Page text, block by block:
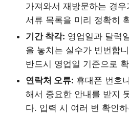
가져와서 재방문하는 경
서류 목록을 미리 정확히
기간 착각: 영업일과 달력
을 놓치는 실수가 빈번합
반드시 영업일 기준으로
연락처 오류: 휴대폰 번호
해서 중요한 안내를 받지
다. 입력 시 여러 번 확인